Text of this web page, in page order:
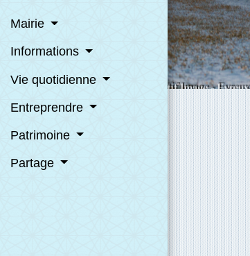
Mairie
Informations
Vie quotidienne
Entreprendre
Patrimoine
Partage